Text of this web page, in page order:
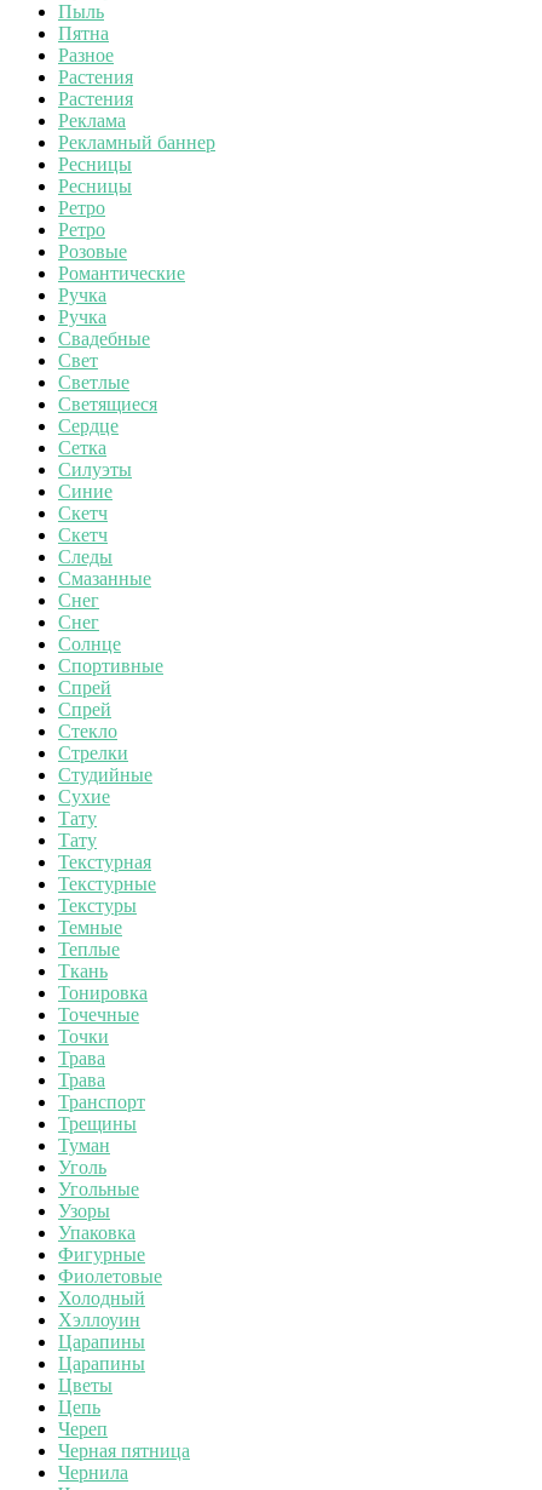
Пыль
Пятна
Разное
Растения
Растения
Реклама
Рекламный баннер
Ресницы
Ресницы
Ретро
Ретро
Розовые
Романтические
Ручка
Ручка
Свадебные
Свет
Светлые
Светящиеся
Сердце
Сетка
Силуэты
Синие
Скетч
Скетч
Следы
Смазанные
Снег
Снег
Солнце
Спортивные
Спрей
Спрей
Стекло
Стрелки
Студийные
Сухие
Тату
Тату
Текстурная
Текстурные
Текстуры
Темные
Теплые
Ткань
Тонировка
Точечные
Точки
Трава
Трава
Транспорт
Трещины
Туман
Уголь
Угольные
Узоры
Упаковка
Фигурные
Фиолетовые
Холодный
Хэллоуин
Царапины
Царапины
Цветы
Цепь
Череп
Черная пятница
Чернила